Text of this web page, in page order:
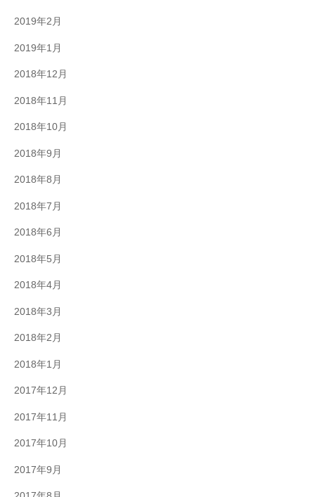
2019年2月
2019年1月
2018年12月
2018年11月
2018年10月
2018年9月
2018年8月
2018年7月
2018年6月
2018年5月
2018年4月
2018年3月
2018年2月
2018年1月
2017年12月
2017年11月
2017年10月
2017年9月